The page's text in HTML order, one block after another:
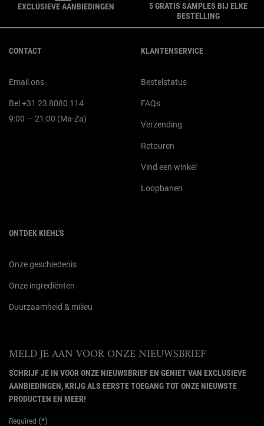
EXCLUSIEVE AANBIEDINGEN
5 GRATIS SAMPLES BIJ ELKE
BESTELLING
CONTACT
Email ons
Bel +31 23 8080 114
9:00 — 21:00 (Ma-Za)
KLANTENSERVICE
Bestelstatus
FAQs
Verzending
Retouren
Vind een winkel
Loopbanen
ONTDEK KIEHL'S
Onze geschiedenis
Onze ingrediënten
Duurzaamheid & milieu
MELD JE AAN VOOR ONZE NIEUWSBRIEF
SCHRIJF JE IN VOOR ONZE NIEUWSBRIEF EN GENIET VAN EXCLUSIEVE
AANBIEDINGEN, KRIJG ALS EERSTE TOEGANG TOT ONZE NIEUWSTE
PRODUCTEN EN MEER!
Required (*)